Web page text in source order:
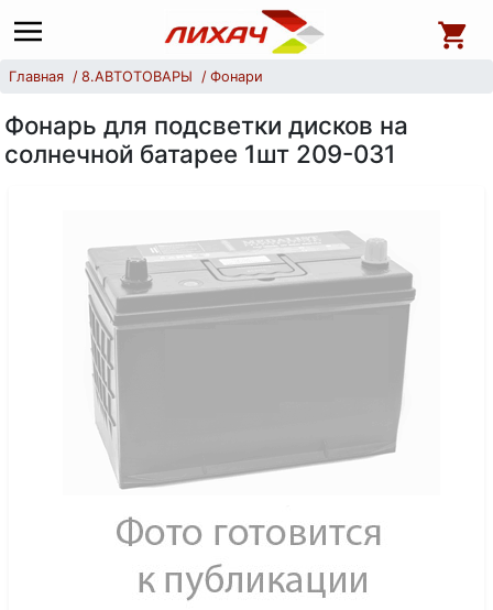
Главная 8.АВТОТОВАРЫ Фонари
Фонарь для подсветки дисков на
солнечной батарее 1шт 209-031